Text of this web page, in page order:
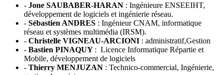
- Jone SAUBABER-HARAN : Ingénieure ENSEEIHT,
développement de logiciels et ingénierie réseau.
- Sébastien ANDRES : Ingénieur CNAM, informatique
réseau et systèmes multimédia (IRSM).
- Christelle VIGNEAU-ARCIONI : administratif,Gestion
- Bastien PINAQUY : Licence Informatique Répartie et
Mobile, développement de logiciels
- Thierry MENJUZAN : Technico-commercial, Ingénierie,